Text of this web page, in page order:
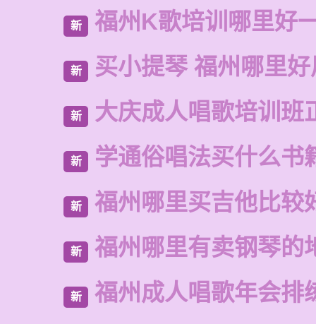
新 福州K歌培训哪里好
新 买小提琴 福州哪里
新 大庆成人唱歌培训班
新 学通俗唱法买什么书
新 福州哪里买吉他比较
新 福州哪里有卖钢琴的
新 福州成人唱歌年会排